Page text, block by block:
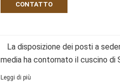
CONTATTO
La disposizione dei posti a
media ha contornato il cuscino di
Leggi di più